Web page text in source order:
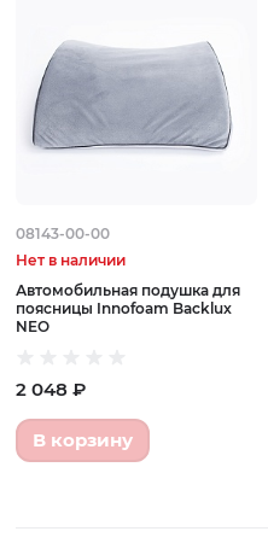
08143-00-00
Нет в наличии
Автомобильная подушка для
поясницы Innofoam Backlux
NEO
2 048 ₽
В корзину